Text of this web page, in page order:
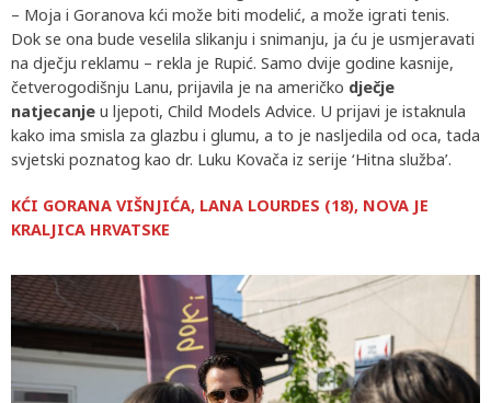
– Moja i Goranova kći može biti modelić, a može igrati tenis.
Dok se ona bude veselila slikanju i snimanju, ja ću je usmjeravati
na dječju reklamu – rekla je Rupić. Samo dvije godine kasnije,
četverogodišnju Lanu, prijavila je na američko dječje
natjecanje u ljepoti, Child Models Advice. U prijavi je istaknula
kako ima smisla za glazbu i glumu, a to je nasljedila od oca, tada
svjetski poznatog kao dr. Luku Kovača iz serije ‘Hitna služba’.
KĆI GORANA VIŠNJIĆA, LANA LOURDES (18), NOVA JE
KRALJICA HRVATSKE